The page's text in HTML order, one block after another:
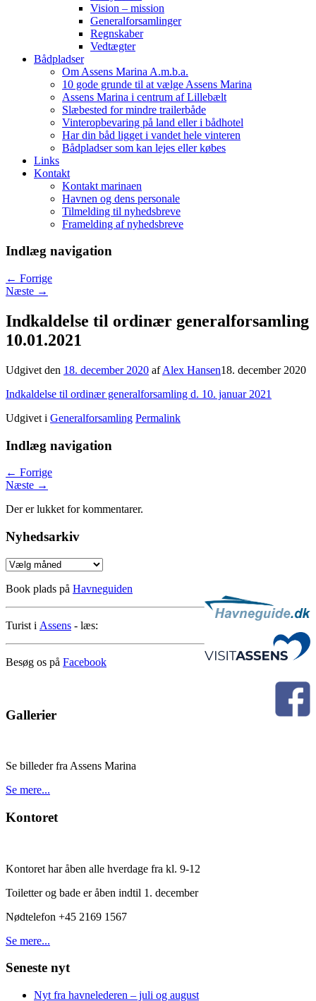
Vision – mission
Generalforsamlinger
Regnskaber
Vedtægter
Bådpladser
Om Assens Marina A.m.b.a.
10 gode grunde til at vælge Assens Marina
Assens Marina i centrum af Lillebælt
Slæbested for mindre trailerbåde
Vinteropbevaring på land eller i bådhotel
Har din båd ligget i vandet hele vinteren
Bådpladser som kan lejes eller købes
Links
Kontakt
Kontakt marinaen
Havnen og dens personale
Tilmelding til nyhedsbreve
Framelding af nyhedsbreve
Indlæg navigation
← Forrige
Næste →
Indkaldelse til ordinær generalforsamling
10.01.2021
Udgivet den 18. december 2020 afAlex Hansen18. december 2020
Indkaldelse til ordinær generalforsamling d. 10. januar 2021
Udgivet i Generalforsamling Permalink
Indlæg navigation
← Forrige
Næste →
Der er lukket for kommentarer.
Nyhedsarkiv
Nyhedsarkiv
Book plads på Havneguiden
Turist i Assens - læs:
Besøg os på Facebook
Gallerier
Se billeder fra Assens Marina
Se mere...
Kontoret
Kontoret har åben alle hverdage fra kl. 9-12
Toiletter og bade er åben indtil 1. december
Nødtelefon +45 2169 1567
Se mere...
Seneste nyt
Nyt fra havnelederen – juli og august